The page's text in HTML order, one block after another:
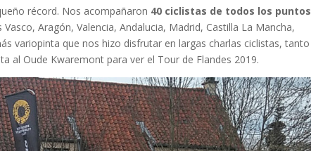
récord. Nos acompañaron 40 ciclistas de todos los puntos
Aragón, Valencia, Andalucia, Madrid, Castilla La Mancha,
variopinta que nos hizo disfrutar en largas charlas ciclistas, tanto
al Oude Kwaremont para ver el Tour de Flandes 2019.